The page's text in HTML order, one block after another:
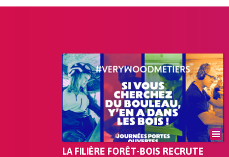
LA FILIÈRE FORÊT-BOIS RECRUTE